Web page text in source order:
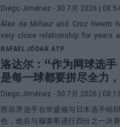
Diego Jiménez - 30 7月 2026 |
Álex de Miñaur and Cruz Hewitt
very close relationship for years
other in Washington in a duel
emotions.
RAFAEL JÓDAR ATP
洛达尔：“作为网球选手
是每一球都要拼尽全力
Diego Jiménez - 30 7月 2026 | 08:13
西班牙选手在华盛顿与日本选手锦
色，他在与穆塞蒂进行四分之一决